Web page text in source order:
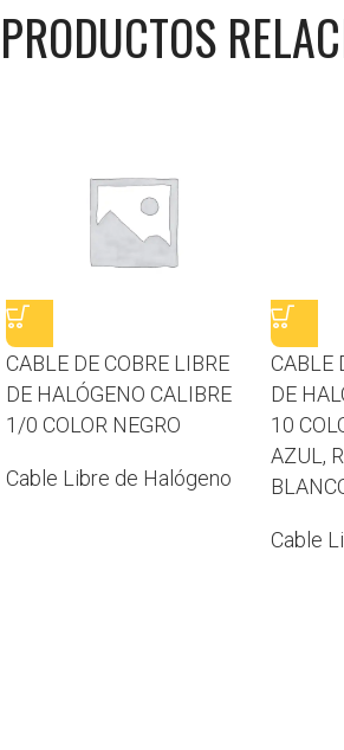
PRODUCTOS
CABLE DE COBRE LIBRE
DE HALÓGENO CALIBRE
1/0 COLOR NEGRO
Cable Libre de Halógeno
CABLE
DE
10
AZUL,
Cable